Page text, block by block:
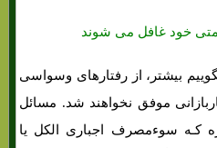
بیشتر، از رفتارهای وسواسی
موفق نخواهند شد. مسائل
کـه سوءمصرف اجباری الکل یا